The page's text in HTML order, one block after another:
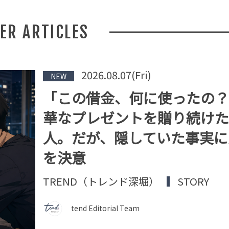
ARTICLES
NEW 2026.08.07(Fri)
「この借金、何に使ったの
華なプレゼントを贈り続け
人。だが、隠していた事実
を決意
TREND（トレンド深堀） STORY
tend Editorial Team